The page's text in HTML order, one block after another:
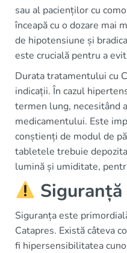
sau al pacienților cu
înceapă cu o dozare mai
de hipotensiune și
este crucială pentru a
Durata tratamentului cu
indicații. În cazul
termen lung, necesitând
medicamentului. Este
conștienți de modul de
tabletele trebuie
lumină și umiditate,
Siguranța este
Catapres. Există câteva
fi hipersensibilitatea